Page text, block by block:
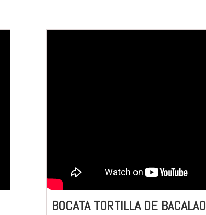
BOCATA TORTILLA DE BACALAO